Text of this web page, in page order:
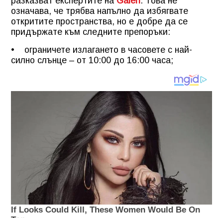
означава, че трябва напълно да избягвате
откритите пространства, но е добре да се
придържате към следните препоръки:
• ограничете излагането в часовете с най-
силно слънце – от 10:00 до 16:00 часа;